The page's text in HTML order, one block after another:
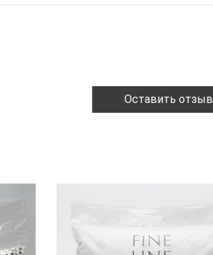
Оставить отзыв